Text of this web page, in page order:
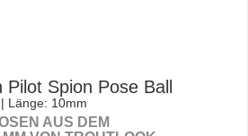
Spion Pose Ball
Länge: 10mm
AUS DEM